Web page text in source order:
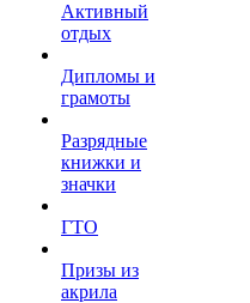
Активный
отдых
Дипломы и
грамоты
Разрядные
книжки и
значки
ГТО
Призы из
акрила